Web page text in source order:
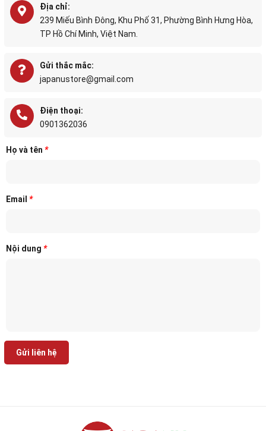
Địa chỉ:
239 Miếu Bình Đông, Khu Phố 31, Phường Bình Hưng Hòa,
TP Hồ Chí Minh, Việt Nam.
Gửi thắc mắc:
japanustore@gmail.com
Điện thoại:
0901362036
Họ và tên *
Email *
Nội dung *
Gửi liên hệ